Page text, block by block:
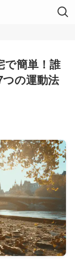
で簡単！誰
の運動法